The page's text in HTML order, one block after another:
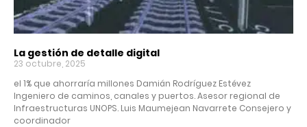
La gestión de detalle digital
23 octubre, 2025
el 1% que ahorraría millones Damián Rodríguez Estévez
Ingeniero de caminos, canales y puertos. Asesor regional de
Infraestructuras UNOPS. Luis Maumejean Navarrete Consejero y
coordinador